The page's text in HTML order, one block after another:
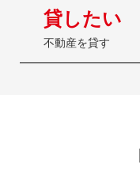
貸したい
不動産を貸す